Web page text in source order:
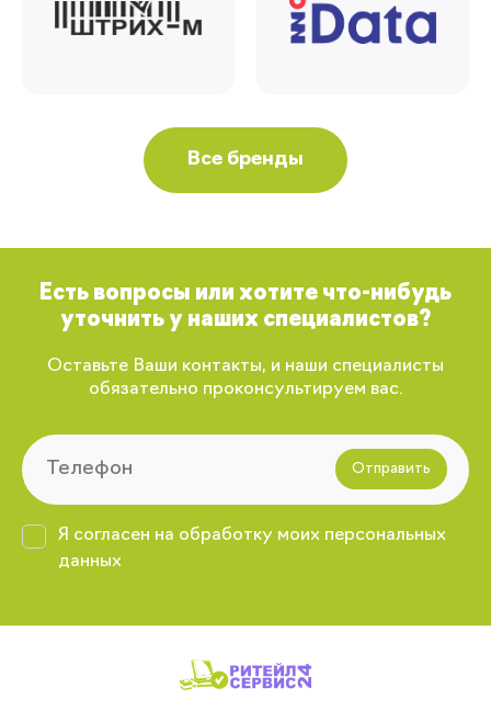
Все бренды
Есть вопросы или хотите что-нибудь
уточнить у наших специалистов?
Оставьте Ваши контакты, и наши специалисты
обязательно проконсультируем вас.
Отправить
Я согласен на обработку моих персональных
данных